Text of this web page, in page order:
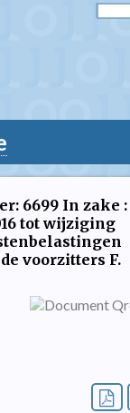
6699 In zake :
tot wijziging
voorzitters F.